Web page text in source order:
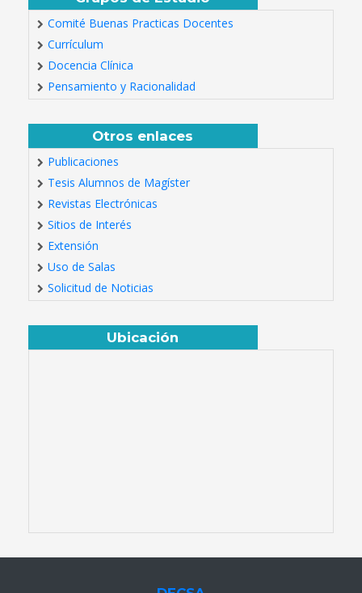
Comité Buenas Practicas Docentes
Currículum
Docencia Clínica
Pensamiento y Racionalidad
Otros enlaces
Publicaciones
Tesis Alumnos de Magíster
Revistas Electrónicas
Sitios de Interés
Extensión
Uso de Salas
Solicitud de Noticias
Ubicación